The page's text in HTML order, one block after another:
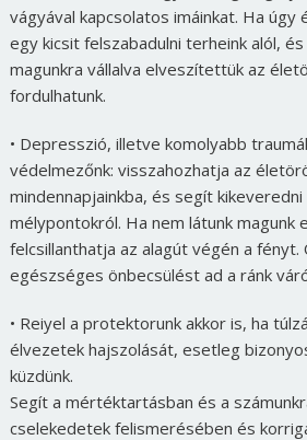
vágyával kapcsolatos imáinkat. Ha úgy
egy kicsit felszabadulni terheink alól,
magunkra vállalva elveszítettük az
fordulhatunk.
• Depresszió, illetve komolyabb
védelmezőnk: visszahozhatja az
mindennapjainkba, és segít
mélypontokról. Ha nem látunk magunk
felcsillanthatja az alagút végén a
egészséges önbecsülést ad a ránk
• Reiyel a protektorunk akkor is, ha
élvezetek hajszolását, esetleg
küzdünk.
Segít a mértéktartásban és a
cselekedetek felismerésében és